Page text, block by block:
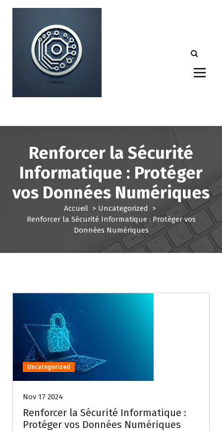
e
Renforcer la Sécurité
Informatique : Protéger
vos Données Numériques
Accueil > Uncategorized >
Renforcer la Sécurité Informatique : Protéger vos
Données Numériques
Uncategorized
Nov 17 2024
Renforcer la Sécurité Informatique :
Protéger vos Données Numériques